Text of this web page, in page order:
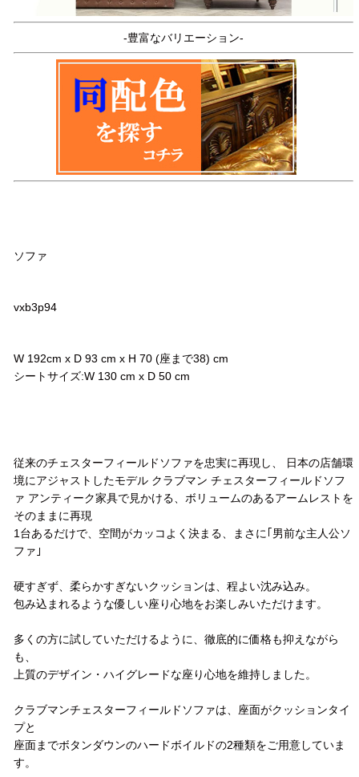
-豊富なバリエーション-
ソファ
vxb3p94
W 192cm x D 93 cm x H 70 (座まで38) cm
シートサイズ:W 130 cm x D 50 cm
従来のチェスターフィールドソファを忠実に再現し、 日本の店舗環
境にアジャストしたモデル クラブマン チェスターフィールドソフ
ァ アンティーク家具で見かける、ボリュームのあるアームレストを
そのままに再現
1台あるだけで、空間がカッコよく決まる、まさに｢男前な主人公ソ
ファ｣
硬すぎず、柔らかすぎないクッションは、程よい沈み込み。
包み込まれるような優しい座り心地をお楽しみいただけます。
多くの方に試していただけるように、徹底的に価格も抑えながら
も、
上質のデザイン・ハイグレードな座り心地を維持しました。
クラブマンチェスターフィールドソファは、座面がクッションタイ
プと
座面までボタンダウンのハードボイルドの2種類をご用意していま
す。